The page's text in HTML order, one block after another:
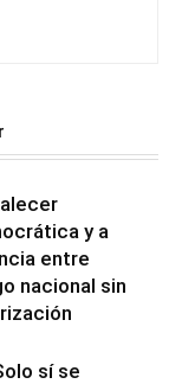
y a
entre
nacional sin
sí se